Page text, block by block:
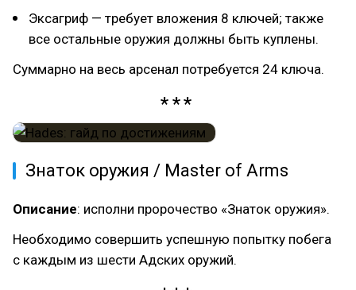
Эксагриф — требует вложения 8 ключей; также
все остальные оружия должны быть куплены.
Суммарно на весь арсенал потребуется 24 ключа.
Знаток оружия / Master of Arms
Описание: исполни пророчество «Знаток оружия».
Необходимо совершить успешную попытку побега
с каждым из шести Адских оружий.